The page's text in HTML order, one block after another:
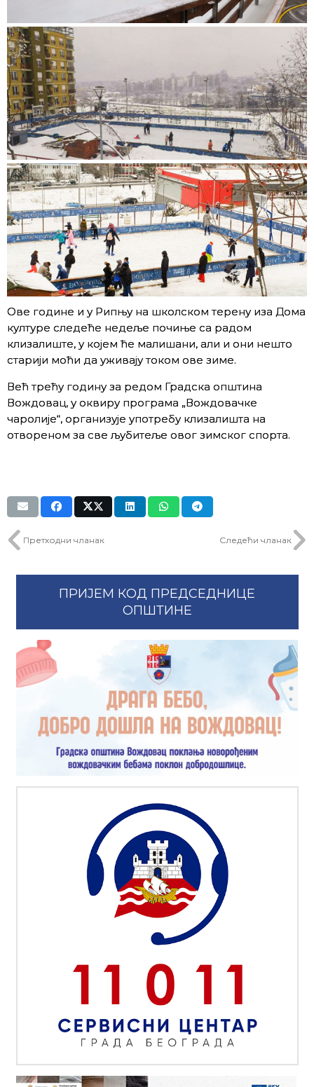
Ове године и у Рипњу на школском терену иза Дома
културе следеће недеље почиње са радом
клизалиште, у којем ће малишани, али и они нешто
старији моћи да уживају током ове зиме.
Већ трећу годину за редом Градска општина
Вождовац, у оквиру програма „Вождовачке
чаролије“, организује употребу клизалишта на
отвореном за све љубитеље овог зимског спорта.
Претходни чланак Следећи чланак
ПРИЈЕМ КОД ПРЕДСЕДНИЦЕ
ОПШТИНЕ